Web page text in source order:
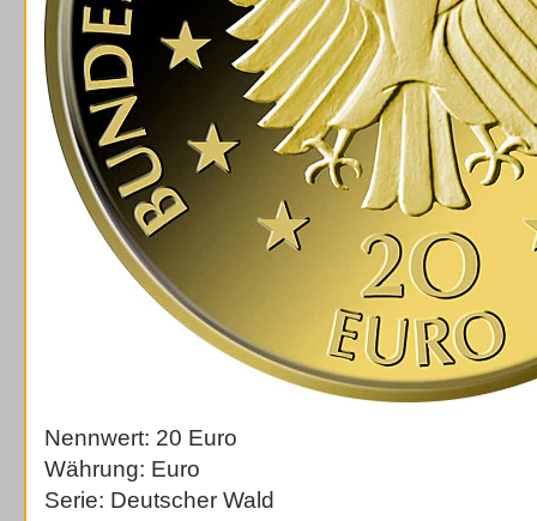
Nennwert: 20 Euro
Währung: Euro
Serie: Deutscher Wald